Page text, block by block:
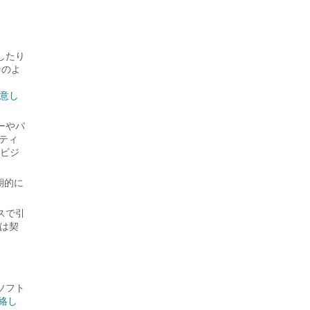
たり
よ
し
やパ
ィ
ジ
的に
引
契
フト
し